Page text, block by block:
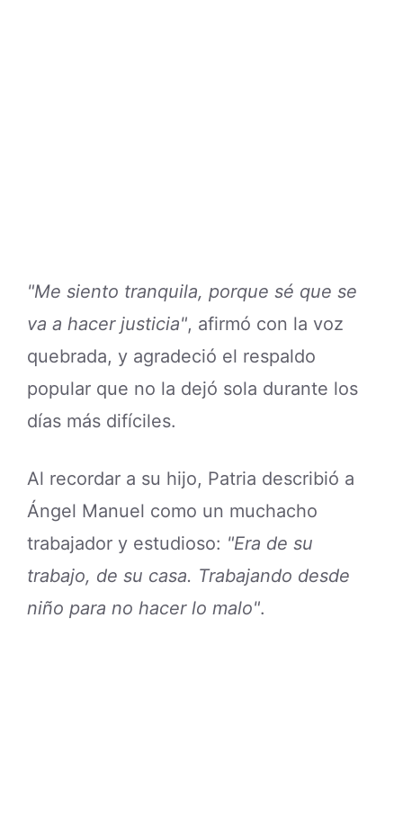
"Me siento tranquila, porque sé que se
va a hacer justicia", afirmó con la voz
quebrada, y agradeció el respaldo
popular que no la dejó sola durante los
días más difíciles.
Al recordar a su hijo, Patria describió a
Ángel Manuel como un muchacho
trabajador y estudioso: "Era de su
trabajo, de su casa. Trabajando desde
niño para no hacer lo malo".